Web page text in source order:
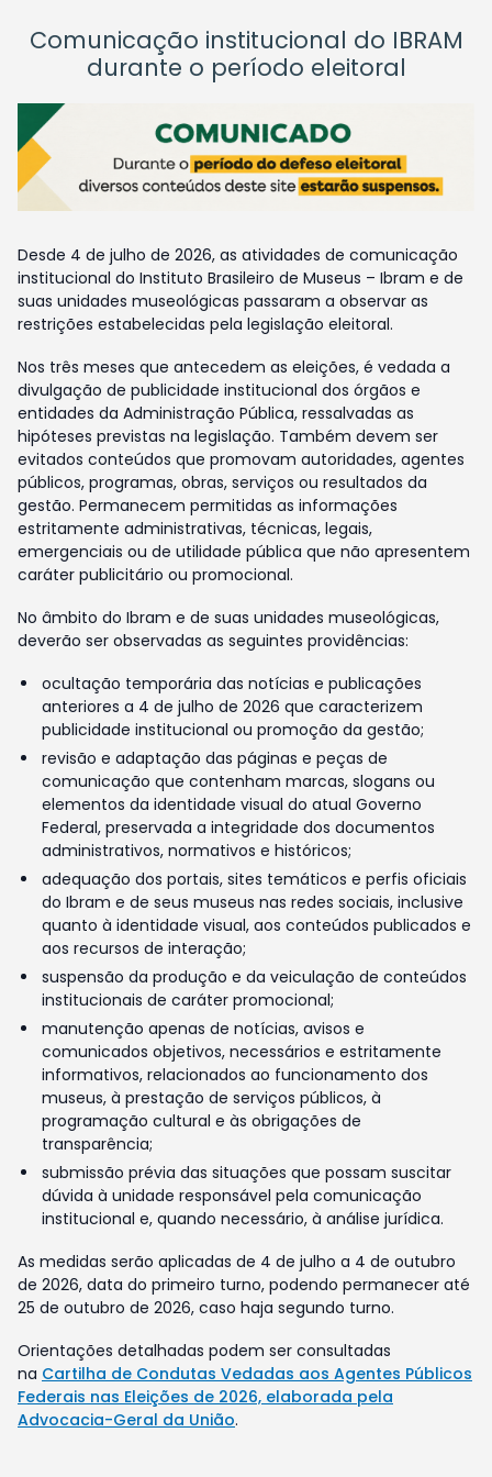
Comunicação institucional do IBRAM
durante o período eleitoral
Desde 4 de julho de 2026, as atividades de comunicação
institucional do Instituto Brasileiro de Museus – Ibram e de
suas unidades museológicas passaram a observar as
restrições estabelecidas pela legislação eleitoral.
Nos três meses que antecedem as eleições, é vedada a
divulgação de publicidade institucional dos órgãos e
entidades da Administração Pública, ressalvadas as
hipóteses previstas na legislação. Também devem ser
evitados conteúdos que promovam autoridades, agentes
públicos, programas, obras, serviços ou resultados da
gestão. Permanecem permitidas as informações
estritamente administrativas, técnicas, legais,
emergenciais ou de utilidade pública que não apresentem
caráter publicitário ou promocional.
No âmbito do Ibram e de suas unidades museológicas,
deverão ser observadas as seguintes providências:
ocultação temporária das notícias e publicações
anteriores a 4 de julho de 2026 que caracterizem
publicidade institucional ou promoção da gestão;
revisão e adaptação das páginas e peças de
comunicação que contenham marcas, slogans ou
elementos da identidade visual do atual Governo
Federal, preservada a integridade dos documentos
administrativos, normativos e históricos;
adequação dos portais, sites temáticos e perfis oficiais
do Ibram e de seus museus nas redes sociais, inclusive
quanto à identidade visual, aos conteúdos publicados e
aos recursos de interação;
suspensão da produção e da veiculação de conteúdos
institucionais de caráter promocional;
manutenção apenas de notícias, avisos e
comunicados objetivos, necessários e estritamente
informativos, relacionados ao funcionamento dos
museus, à prestação de serviços públicos, à
programação cultural e às obrigações de
transparência;
submissão prévia das situações que possam suscitar
dúvida à unidade responsável pela comunicação
institucional e, quando necessário, à análise jurídica.
As medidas serão aplicadas de 4 de julho a 4 de outubro
de 2026, data do primeiro turno, podendo permanecer até
25 de outubro de 2026, caso haja segundo turno.
Orientações detalhadas podem ser consultadas
na Cartilha de Condutas Vedadas aos Agentes Públicos
Federais nas Eleições de 2026, elaborada pela
Advocacia-Geral da União.